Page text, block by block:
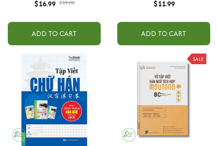
$16.99 $19.00
ADD TO CART
$11.99
ADD TO CART
SALE